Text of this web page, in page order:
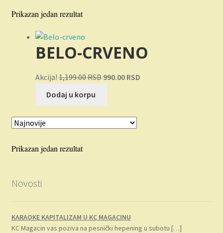
O nama
Plaćanje
Privatnost
Uslovi korišćenja
Prikazan jedan rezultat
BELO-CRVENO
Akcija!1,199.00RSD Originalna
1,199.00 RSD.
990.00 RSDTrenutna
Dodaj u korpu
Prikazan jedan rezultat
Novosti
KARAOKE KAPITALIZAM U KC MAGACINU
KC Magacin vas poziva na pesnički hepening u subotu […]